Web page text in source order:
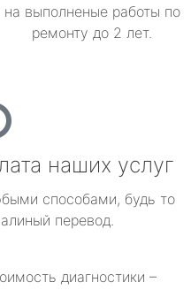
на выполненые работы по
ремонту до 2 лет.
наших услуг
способами, будь то
перевод.
диагностики –